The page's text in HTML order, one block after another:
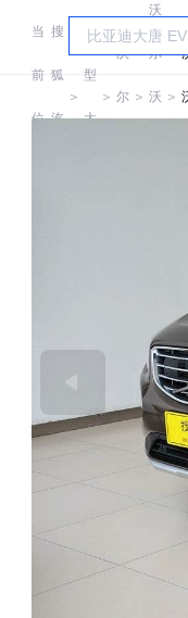
当
前
位
搜
狐
汽
＞
车
型
大
＞
沃
尔 ＞
沃
尔
沃 ＞